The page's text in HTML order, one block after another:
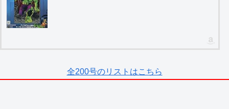
全200号のリストはこちら